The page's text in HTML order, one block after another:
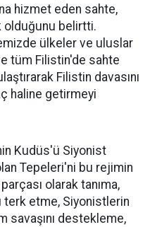
hizmet eden sahte,
olduğunu belirtti.
ülkeler ve uluslar
tüm Filistin'de sahte
Filistin davasını
haline getirmeyi
Kudüs'ü Siyonist
Tepeleri'ni bu rejimin
olarak tanıma,
etme, Siyonistlerin
savaşını destekleme,